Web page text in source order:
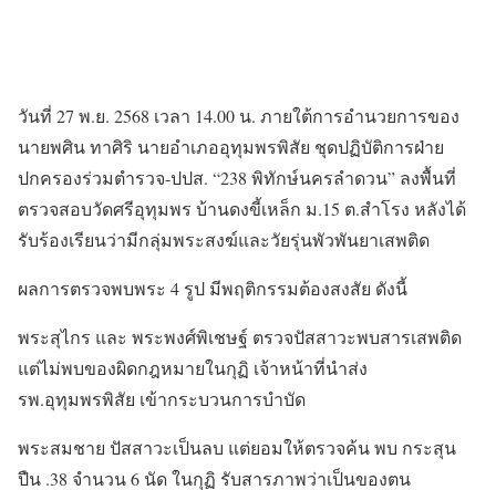
วันที่ 27 พ.ย. 2568 เวลา 14.00 น. ภายใต้การอำนวยการของ
นายพศิน ทาศิริ นายอำเภออุทุมพรพิสัย ชุดปฏิบัติการฝ่าย
ปกครองร่วมตำรวจ-ปปส. “238 พิทักษ์นครลำดวน” ลงพื้นที่
ตรวจสอบวัดศรีอุทุมพร บ้านดงขี้เหล็ก ม.15 ต.สำโรง หลังได้
รับร้องเรียนว่ามีกลุ่มพระสงฆ์และวัยรุ่นพัวพันยาเสพติด
ผลการตรวจพบพระ 4 รูป มีพฤติกรรมต้องสงสัย ดังนี้
พระสุไกร และ พระพงศ์พิเชษฐ์ ตรวจปัสสาวะพบสารเสพติด
แต่ไม่พบของผิดกฎหมายในกุฏิ เจ้าหน้าที่นำส่ง
รพ.อุทุมพรพิสัย เข้ากระบวนการบำบัด
พระสมชาย ปัสสาวะเป็นลบ แต่ยอมให้ตรวจค้น พบ กระสุน
ปืน .38 จำนวน 6 นัด ในกุฏิ รับสารภาพว่าเป็นของตน